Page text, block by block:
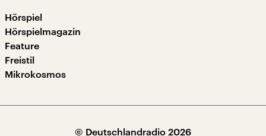
Hörspiel
Hörspielmagazin
Feature
Freistil
Mikrokosmos
© Deutschlandradio 2026